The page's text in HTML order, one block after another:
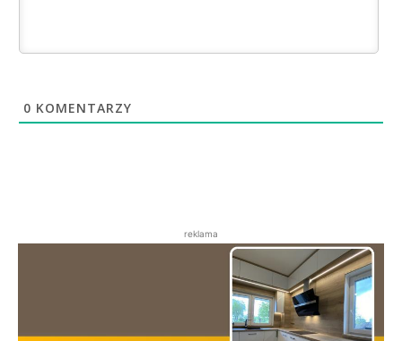
0 KOMENTARZY
reklama